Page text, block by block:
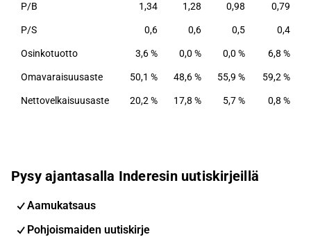
P/B 1,34 1,28 0,98 0,79
P/S 0,6 0,6 0,5 0,4
Osinkotuotto 3,6 % 0,0 % 0,0 % 6,8 %
Omavaraisuusaste 50,1 % 48,6 % 55,9 % 59,2 %
Nettovelkaisuusaste 20,2 % 17,8 % 5,7 % 0,8 %
Pysy ajantasalla Inderesin uutiskirjeillä
Aamukatsaus
Pohjoismaiden uutiskirje